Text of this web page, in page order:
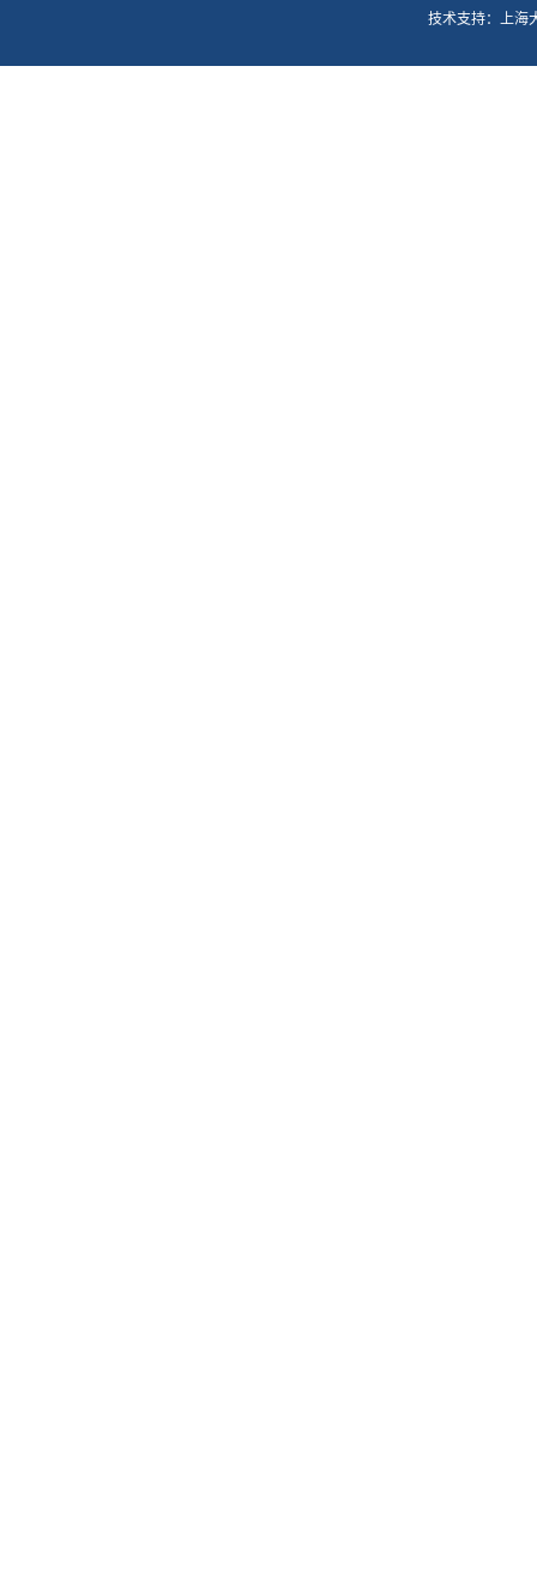
技术支持： 上海